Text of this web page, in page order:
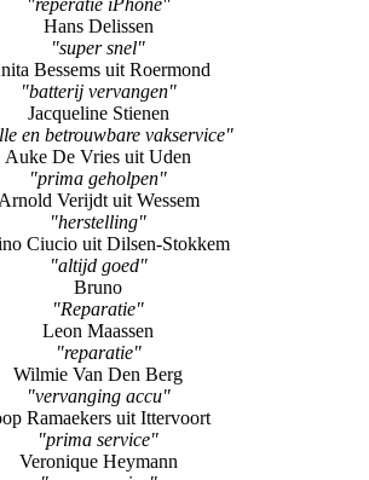
"reperatie iPhone"
Hans Delissen
"super snel"
Bessems uit Roermond
"batterij vervangen"
Jacqueline Stienen
en betrouwbare vakservice"
Auke De Vries uit Uden
"prima geholpen"
Verijdt uit Wessem
"herstelling"
Ciucio uit Dilsen-Stokkem
"altijd goed"
Bruno
"Reparatie"
Leon Maassen
"reparatie"
Wilmie Van Den Berg
"vervanging accu"
Ramaekers uit Ittervoort
"prima service"
Veronique Heymann